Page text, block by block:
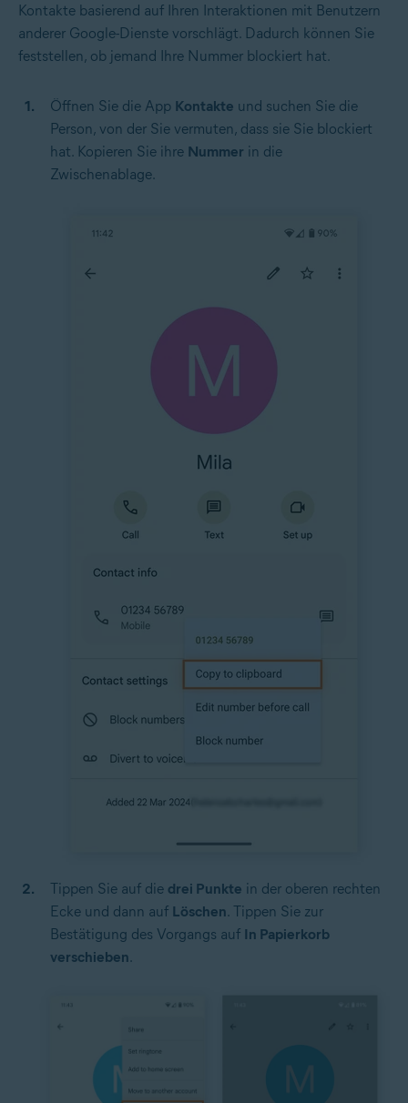
Kontakte basierend auf Ihren Interaktionen mit Benutzern
anderer Google-Dienste vorschlägt. Dadurch können Sie
feststellen, ob jemand Ihre Nummer blockiert hat.
Öffnen Sie die App Kontakte und suchen Sie die
Person, von der Sie vermuten, dass sie Sie blockiert
hat. Kopieren Sie ihre Nummer in die
Zwischenablage.
Tippen Sie auf die drei Punkte in der oberen rechten
Ecke und dann auf Löschen. Tippen Sie zur
Bestätigung des Vorgangs auf In Papierkorb
verschieben.